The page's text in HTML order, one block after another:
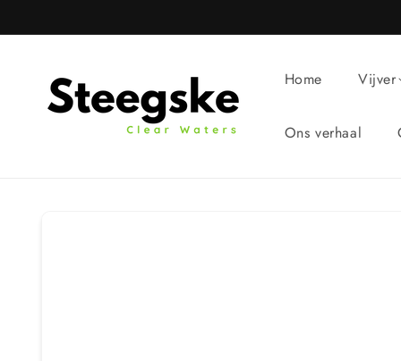
content
Home Vijver
Ons verhaal